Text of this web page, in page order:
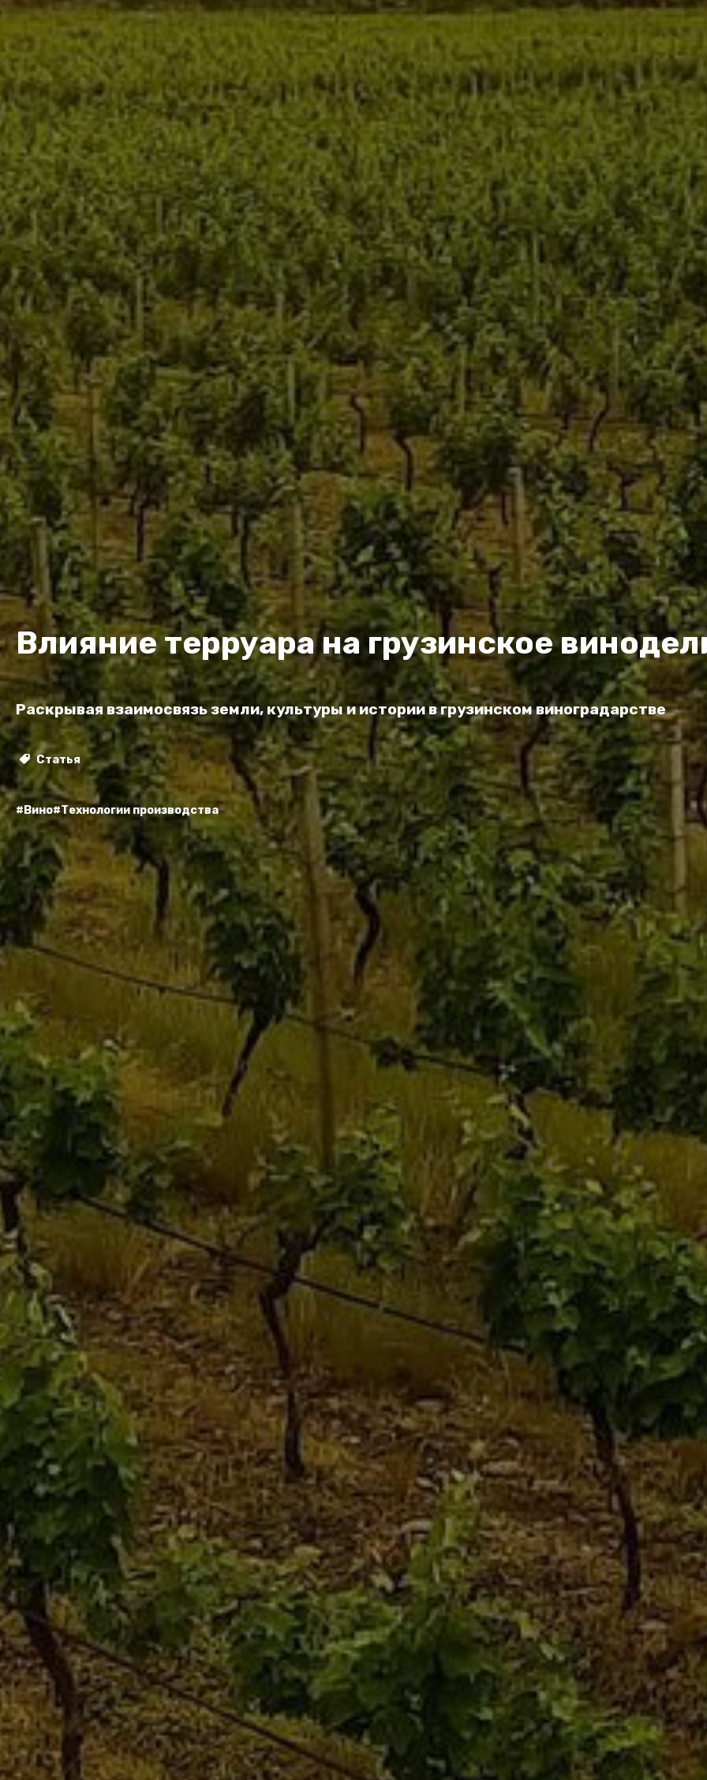
Влияние терруара на грузинское
Раскрывая взаимосвязь земли, культуры и истории в грузинском виноградарстве
Статья
#Вино#Технологии производства